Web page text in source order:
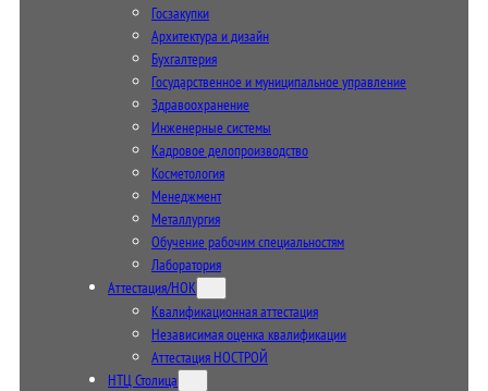
Госзакупки
Архитектура и дизайн
Бухгалтерия
Государственное и муниципальное управление
Здравоохранение
Инженерные системы
Кадровое делопроизводство
Косметология
Менеджмент
Металлургия
Обучение рабочим специальностям
Лаборатория
Аттестация/НОК
Квалификационная аттестация
Независимая оценка квалификации
Аттестация НОСТРОЙ
НТЦ Столица